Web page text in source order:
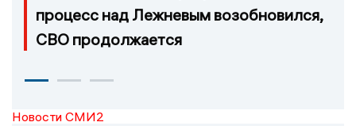
процесс над Лежневым возобновился,
СВО продолжается
Новости СМИ2